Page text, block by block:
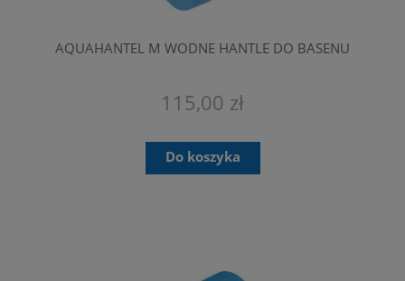
AQUAHANTEL M WODNE HANTLE DO BASENU
115,00 zł
Do koszyka